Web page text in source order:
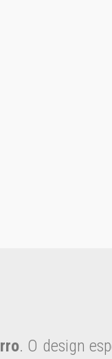
. O design